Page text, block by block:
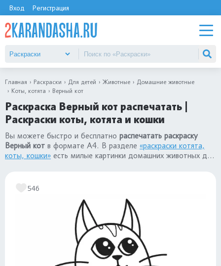
Вход Регистрация
Главная Раскраски Для детей Животные
Домашние животные
Коты, котята
Верный кот
Раскраска Верный кот распечатать |
Раскраски коты, котята и кошки
Вы можете быстро и бесплатно распечатать раскраску
Верный кот в формате А4. В разделе «раскраски котята,
коты, кошки» есть милые картинки домашних животных для
546